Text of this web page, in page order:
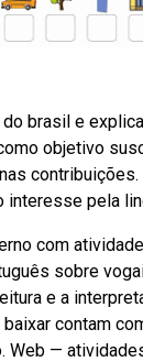
brasil e
objetivo
pela
com
sobre
e a
contam
—